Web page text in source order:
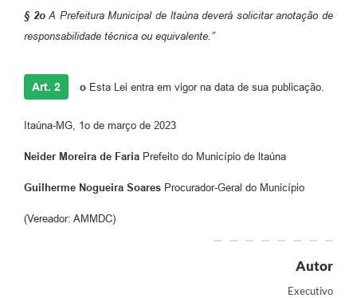
§ 2o A Prefeitura Municipal de ltaúna deverá solicitar anotação de
responsabilidade técnica ou equivalente.”
Art. 2 o Esta Lei entra em vigor na data de sua publicação.
Itaúna-MG, 1o de março de 2023
Neider Moreira de Faria Prefeito do Município de ltaúna
Guilherme Nogueira Soares Procurador-Geral do Município
(Vereador: AMMDC)
Autor
Executivo